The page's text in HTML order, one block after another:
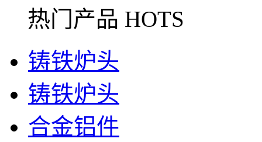
微仪采用花岗石为工作台，其工作面平面度
热门产品 HOTS
铸铁炉头
铸铁炉头
合金铝件